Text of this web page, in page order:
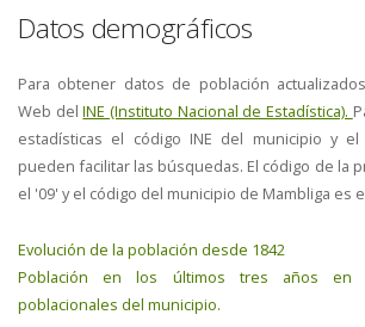
Datos demográficos
Para obtener datos de población
Web delINE (Instituto Nacional de Estadística).
estadísticas el código INE del municipio y
pueden facilitar las búsquedas. El código de la
el '09' y el código del municipio de Mambliga es
Evolución de la población desde 1842
Población en los últimos tres años en
poblacionales del municipio.